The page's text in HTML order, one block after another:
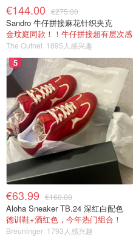
€144.00 €275.00
Sandro 牛仔拼接麻花针织夹克
金玟庭同款！！牛仔拼接超有层次感
The Outnet 1895人感兴趣
5
€63.99 €160.00
Aloha Sneaker TB.24 深红白配色
德训鞋+酒红色，今年热门组合！
Breuninger 1793人感兴趣